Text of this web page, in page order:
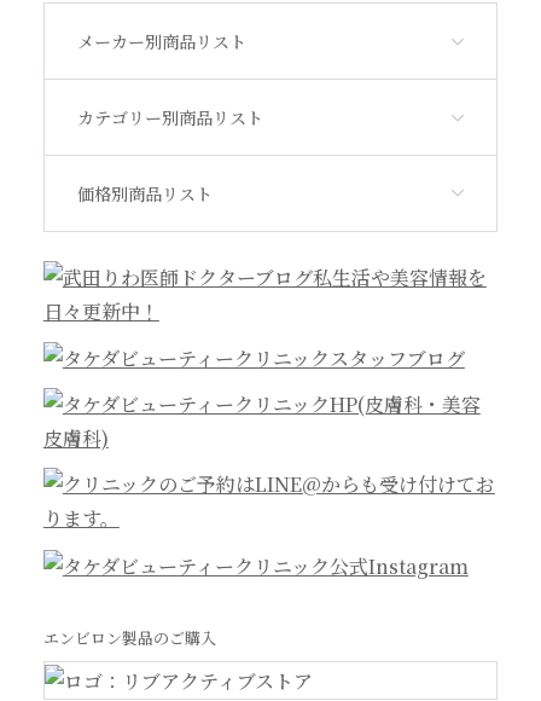
メーカー別商品リスト
カテゴリー別商品リスト
価格別商品リスト
エンビロン製品のご購入